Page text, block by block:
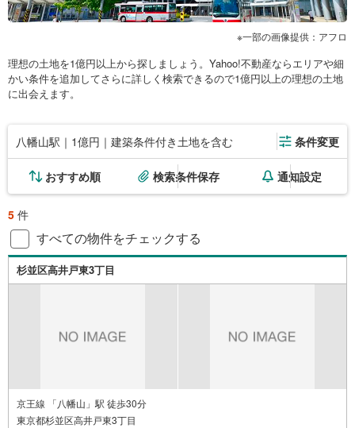
一部の画像提供：アフロ
理想の土地を1億円以上から探しましょう。Yahoo!不動産ならエリアや細
かい条件を追加してさらに詳しく検索できるので1億円以上の理想の土地
に出会えます。
八幡山駅｜1億円｜建築条件付き土地を含む 条件変更
おすすめ順 検索条件保存 通知設定
5 件
すべての物件をチェックする
杉並区高井戸東3丁目
京王線 「八幡山」駅 徒歩30分
東京都杉並区高井戸東3丁目